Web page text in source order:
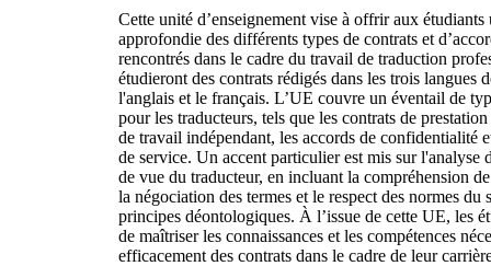
Cette unité d’enseignement vise à offrir aux étudiants
approfondie des différents types de contrats et
rencontrés dans le cadre du travail de traduction
étudieront des contrats rédigés dans les trois langues
l'anglais et le français. L’UE couvre un éventail de
pour les traducteurs, tels que les contrats de
de travail indépendant, les accords de confidentialité
de service. Un accent particulier est mis sur l'analyse
de vue du traducteur, en incluant la compréhension
la négociation des termes et le respect des normes du
principes déontologiques. À l’issue de cette UE, les
de maîtriser les connaissances et les compétences
efficacement des contrats dans le cadre de leur